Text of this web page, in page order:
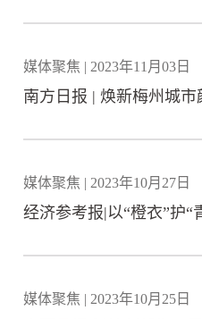
媒体聚焦 | 2023年11月03日
南方日报 | 焕新梅州城
媒体聚焦 | 2023年10月27日
经济参考报|以“橙衣”护
媒体聚焦 | 2023年10月25日